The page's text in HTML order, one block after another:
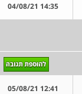
14:35 04/08/21
12:41 05/08/21